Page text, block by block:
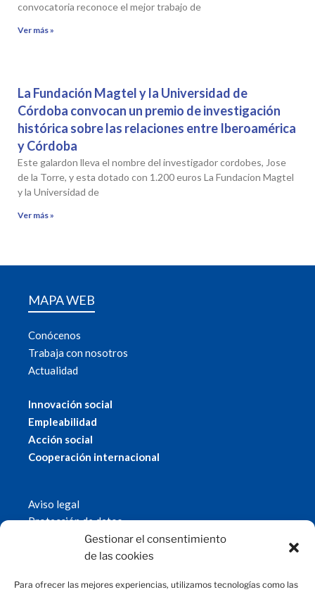
Gestionar el consentimiento
de las cookies
Para ofrecer las mejores experiencias, utilizamos tecnologías como las
convocatoria reconoce el mejor trabajo de
Ver más »
La Fundación Magtel y la Universidad de
Córdoba convocan un premio de investigación
histórica sobre las relaciones entre Iberoamérica
y Córdoba
Este galardon lleva el nombre del investigador cordobes, Jose
de la Torre, y esta dotado con 1.200 euros La Fundacion Magtel
y la Universidad de
Ver más »
MAPA WEB
Conócenos
Trabaja con nosotros
Actualidad
Innovación social
Empleabilidad
Acción social
Cooperación internacional
Aviso legal
Protección de datos
Política de cookies
© 2019 Fundación Magtel.